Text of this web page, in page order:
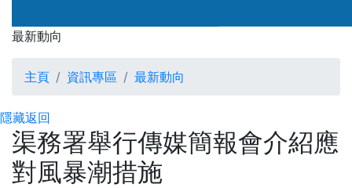
最新動向
最新動向
主頁 資訊專區 最新動向
隱藏返回
渠務署舉行傳媒簡報會介紹應
對風暴潮措施